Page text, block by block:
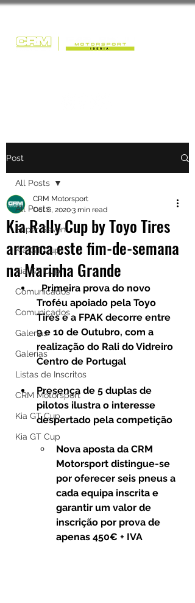
Post
All Posts
Super Seven
Kia GT Cup
Kia GT Cup
Comunicados
Comunicados
Galerias
Galerias
Listas de Inscritos
CRM Motorsport
Kia GT Cup
Kia GT Cup
All Posts
Kia Rally Cup by Toyo Tires
arranca este fim-de-semana
na Marinha Grande
CRM Motorsport
Oct 6, 20203 min read
Primeira prova do novo
Troféu apoiado pela Toyo
Tires e a FPAK decorre entre
9 e 10 de Outubro, com a
realização do Rali do Vidreiro
Centro de Portugal
Presença de 5 duplas de
pilotos ilustra o interesse
despertado pela competição
Nova aposta da CRM
Motorsport distingue-se
por oferecer seis pneus a
cada equipa inscrita e
garantir um valor de
inscrição por prova de
apenas 450€ + IVA